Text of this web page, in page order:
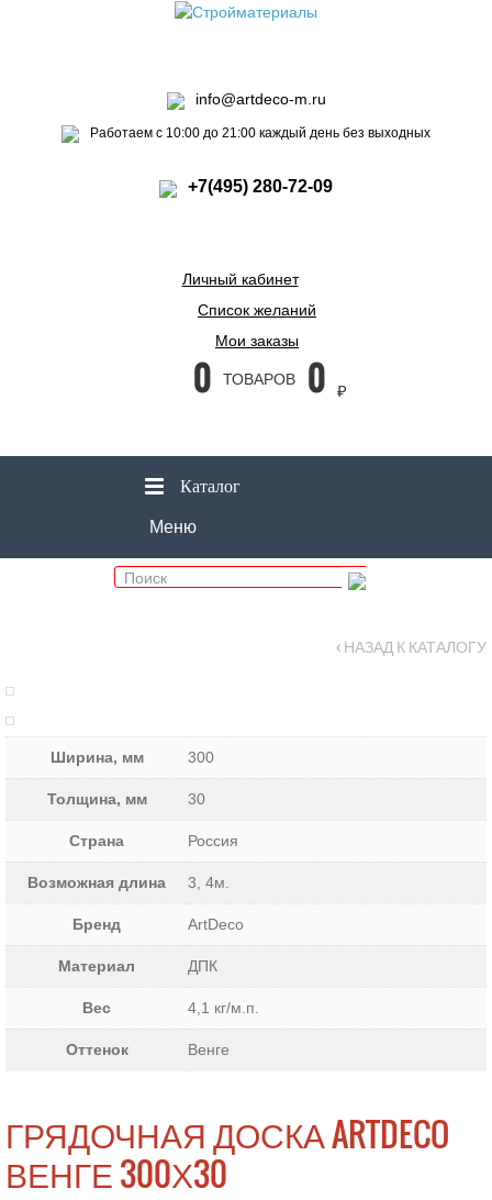
info@artdeco-m.ru
Работаем с 10:00 до 21:00 каждый день без выходных
+7(495) 280-72-09
Личный кабинет
Список желаний
Мои заказы
0 ТОВАРОВ 0 ₽
Каталог
Меню
‹ НАЗАД К КАТАЛОГУ
Ширина, мм 300
Толщина, мм 30
Страна Россия
Возможная длина 3, 4м.
Бренд ArtDeco
Материал ДПК
Вес 4,1 кг/м.п.
Оттенок Венге
ГРЯДОЧНАЯ ДОСКА ARTDECO
ВЕНГЕ 300Х30